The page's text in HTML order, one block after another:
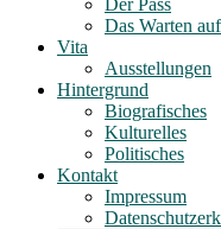
Der Pass
Das Warten
Vita
Ausstellungen
Hintergrund
Biografisches
Kulturelles
Politisches
Kontakt
Impressum